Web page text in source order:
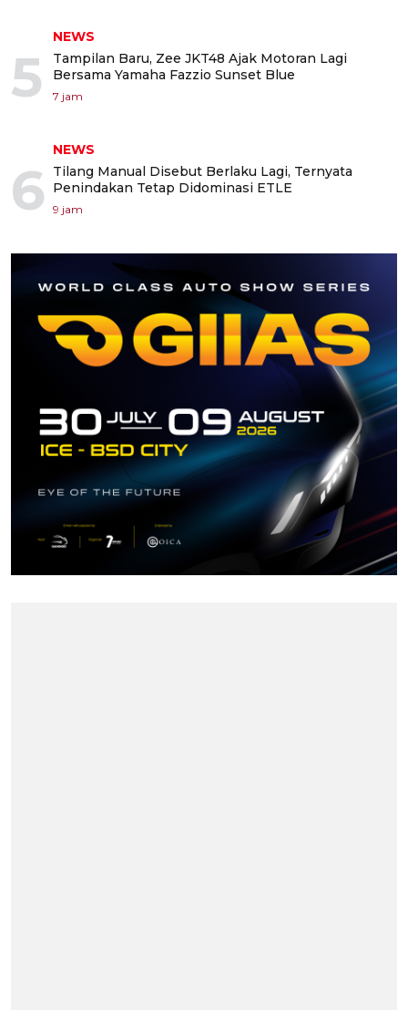
5
NEWS
Tampilan Baru, Zee JKT48 Ajak Motoran Lagi
Bersama Yamaha Fazzio Sunset Blue
7 jam
6
NEWS
Tilang Manual Disebut Berlaku Lagi, Ternyata
Penindakan Tetap Didominasi ETLE
9 jam